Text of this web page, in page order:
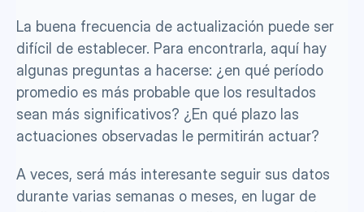
La buena frecuencia de actualización puede ser
difícil de establecer. Para encontrarla, aquí hay
algunas preguntas a hacerse: ¿en qué período
promedio es más probable que los resultados
sean más significativos? ¿En qué plazo las
actuaciones observadas le permitirán actuar?
A veces, será más interesante seguir sus datos
durante varias semanas o meses, en lugar de